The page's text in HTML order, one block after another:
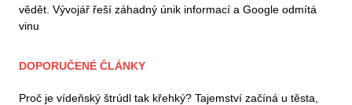
vědět. Vývojář řeší záhadný únik informací a Google odmítá
vinu
DOPORUČENÉ ČLÁNKY
Proč je vídeňský štrúdl tak křehký? Tajemství začíná u těsta,